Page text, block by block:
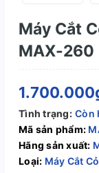
Máy Cắt
MAX-260
Tình trạng: Còn
Mã sản phẩm:
Hãng sản xuất:
Loại: Máy Cắt